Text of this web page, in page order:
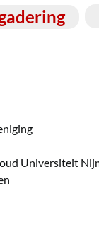
Universiteit